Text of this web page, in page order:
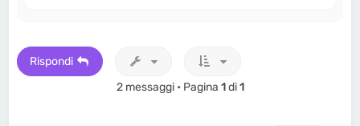
Rispondi
2 messaggi • Pagina 1di1